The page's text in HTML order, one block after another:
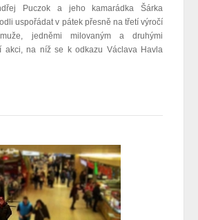
Puczok a jeho kamarádka Šárka
uspořádat v pátek přesně na třetí výročí
jedněmi milovaným a druhými
akci, na níž se k odkazu Václava Havla